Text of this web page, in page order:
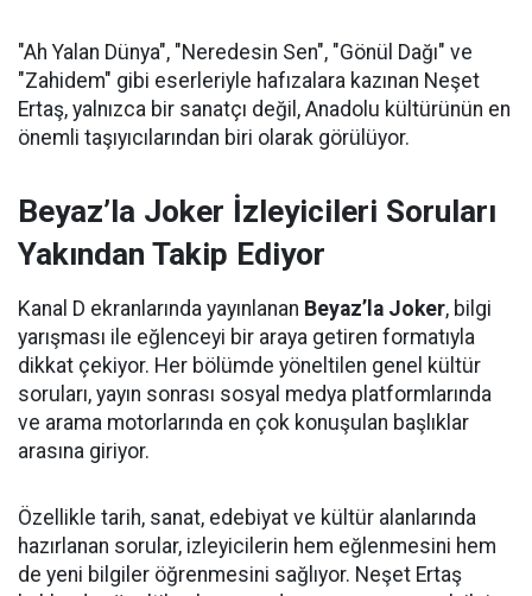
"Ah Yalan Dünya", "Neredesin Sen", "Gönül Dağı" ve
"Zahidem" gibi eserleriyle hafızalara kazınan Neşet
Ertaş, yalnızca bir sanatçı değil, Anadolu kültürünün en
önemli taşıyıcılarından biri olarak görülüyor.
Beyaz’la Joker İzleyicileri Soruları
Yakından Takip Ediyor
Kanal D ekranlarında yayınlanan Beyaz’la Joker, bilgi
yarışması ile eğlenceyi bir araya getiren formatıyla
dikkat çekiyor. Her bölümde yöneltilen genel kültür
soruları, yayın sonrası sosyal medya platformlarında
ve arama motorlarında en çok konuşulan başlıklar
arasına giriyor.
Özellikle tarih, sanat, edebiyat ve kültür alanlarında
hazırlanan sorular, izleyicilerin hem eğlenmesini hem
de yeni bilgiler öğrenmesini sağlıyor. Neşet Ertaş